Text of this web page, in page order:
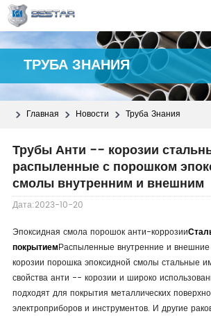
ТРУБА ЗНАНИЯ
Главная Новости Труба Знания
Трубы Анти -- корозии
распыленные с порошком
смолы внутренним и внешним
Дата:2023-10-20
Эпоксидная смола порошок анти-коррозии
покрытиемРаспыленные внутренние и
корозии порошка эпоксидной смолы стальные
свойства анти -- корозии и широко
подходят для покрытия металлических
электроприборов и инструментов. И другие